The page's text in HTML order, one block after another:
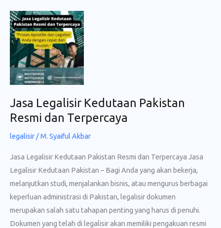
Cepat
dan
Terpercaya
Jasa Legalisir Kedutaan Pakistan
Resmi dan Terpercaya
legalisir /M. Syaiful Akbar
Jasa Legalisir Kedutaan Pakistan Resmi dan Terpercaya Jasa
Legalisir Kedutaan Pakistan – Bagi Anda yang akan bekerja,
melanjutkan studi, menjalankan bisnis, atau mengurus berbagai
keperluan administrasi di Pakistan, legalisir dokumen
merupakan salah satu tahapan penting yang harus di penuhi.
Dokumen yang telah di legalisir akan memiliki pengakuan resmi